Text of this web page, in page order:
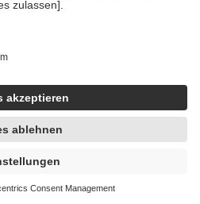
es sich um echte Bewertungen
articles/4419944605341
unter Zuhilfenahme künstlicher